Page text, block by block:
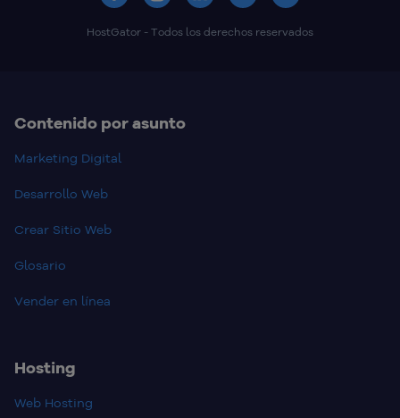
HostGator - Todos los derechos reservados
Contenido por asunto
Marketing Digital
Desarrollo Web
Crear Sitio Web
Glosario
Vender en línea
Hosting
Web Hosting